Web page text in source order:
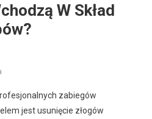
W Skład
zabiegów
jest usunięcie złogów